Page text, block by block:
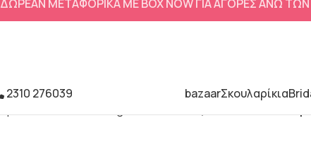
2310 276039 bazaarΣκουλαρίκια
ΔΩΡΕΑΝ ΜΕΤΑΦΟΡΙΚΑ ΜΕ BOX NOW ΓΙΑ ΑΓΟΡΕΣ ΑΝΩ